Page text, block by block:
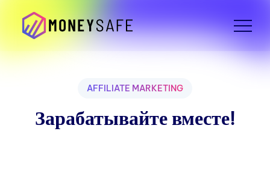
AFFILIATE MARKETING
Зарабатывайте вместе!